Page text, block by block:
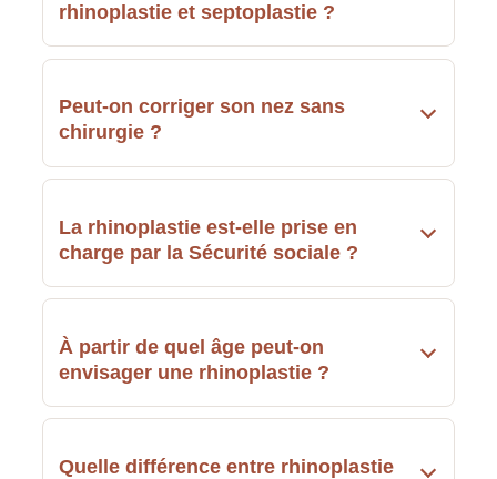
rhinoplastie et septoplastie ?
Peut-on corriger son nez sans
chirurgie ?
La rhinoplastie est-elle prise en
charge par la Sécurité sociale ?
À partir de quel âge peut-on
envisager une rhinoplastie ?
Quelle différence entre rhinoplastie